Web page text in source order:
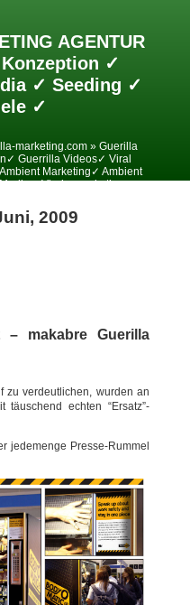
AGENTUR
✓
✓ Seeding ✓
✓
marketing.com » Guerilla
Guerrilla Videos✓ Viral
Marketing✓ Ambient
Viralesmarketing✓
2009
– makabre Guerilla
zu verdeutlichen, wurden an
täuschend echten “Ersatz”-
jedemenge Presse-Rummel